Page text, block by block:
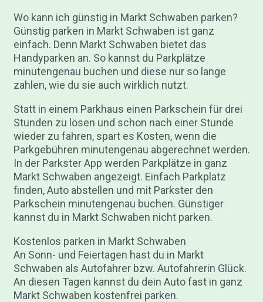
Wo kann ich günstig in Markt Schwaben parken?
Günstig parken in Markt Schwaben ist ganz
einfach. Denn Markt Schwaben bietet das
Handyparken an. So kannst du Parkplätze
minutengenau buchen und diese nur so lange
zahlen, wie du sie auch wirklich nutzt.
Statt in einem Parkhaus einen Parkschein für drei
Stunden zu lösen und schon nach einer Stunde
wieder zu fahren, spart es Kosten, wenn die
Parkgebühren minutengenau abgerechnet werden.
In der Parkster App werden Parkplätze in ganz
Markt Schwaben angezeigt. Einfach Parkplatz
finden, Auto abstellen und mit Parkster den
Parkschein minutengenau buchen. Günstiger
kannst du in Markt Schwaben nicht parken.
Kostenlos parken in Markt Schwaben
An Sonn- und Feiertagen hast du in Markt
Schwaben als Autofahrer bzw. Autofahrerin Glück.
An diesen Tagen kannst du dein Auto fast in ganz
Markt Schwaben kostenfrei parken.